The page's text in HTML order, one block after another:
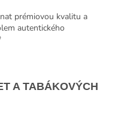
prémiovou kvalitu a
autentického
A TABÁKOVÝCH